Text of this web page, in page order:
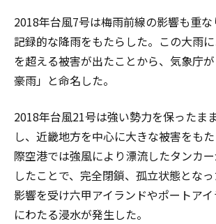
2018年台風7号は梅雨前線の影響も重
記録的な降雨をもたらした。この大雨
を超える被害が出たことから、気象庁
豪雨」と命名した。
2018年台風21号は強い勢力を保ったま
し、近畿地方を中心に大きな被害をも
際空港では強風により漂流したタンカ
したことで、完全閉鎖、孤立状態とな
影響を受け六甲アイランドやポートア
にわたる浸水が発生した。